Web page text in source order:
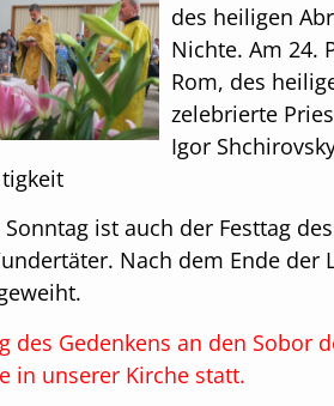
des heiligen
Nichte. Am 24.
Rom, des
zelebrierte
Igor
Sonntag ist auch der Festtag
Nach dem Ende
des Gedenkens an den Sobor
in unserer Kirche statt.